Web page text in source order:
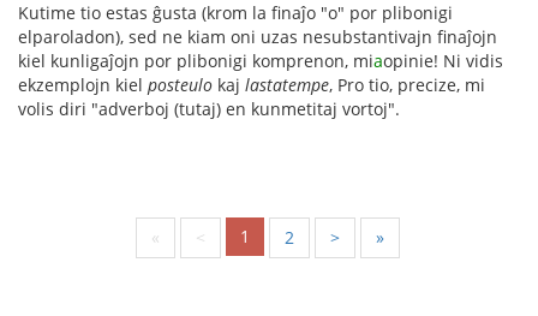
Kutime tio estas ĝusta (krom la finaĵo "o" por plibonigi
elparoladon), sed ne kiam oni uzas nesubstantivajn finaĵojn
kiel kunligaĵojn por plibonigi komprenon, miaopinie! Ni vidis
ekzemplojn kiel posteulo kaj lastatempe, Pro tio, precize, mi
volis diri "adverboj (tutaj) en kunmetitaj vortoj".
« < 1 2 > »